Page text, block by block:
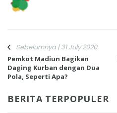
Sebelumnya | 31 July 2020
Pemkot Madiun Bagikan
Daging Kurban dengan Dua
Pola, Seperti Apa?
BERITA TERPOPULER